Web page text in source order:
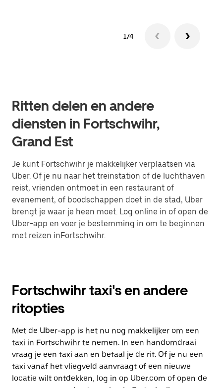
1/4
Ritten delen en andere
diensten in Fortschwihr,
Grand Est
Je kunt Fortschwihr je makkelijker verplaatsen via
Uber. Of je nu naar het treinstation of de luchthaven
reist, vrienden ontmoet in een restaurant of
evenement, of boodschappen doet in de stad, Uber
brengt je waar je heen moet. Log online in of open de
Uber-app en voer je bestemming in om te beginnen
met reizen inFortschwihr.
Fortschwihr taxi's en andere
ritopties
Met de Uber-app is het nu nog makkelijker om een
taxi in Fortschwihr te nemen. In een handomdraai
vraag je een taxi aan en betaal je de rit. Of je nu een
taxi vanaf het vliegveld aanvraagt of een nieuwe
locatie wilt ontdekken, log in op Uber.com of open de